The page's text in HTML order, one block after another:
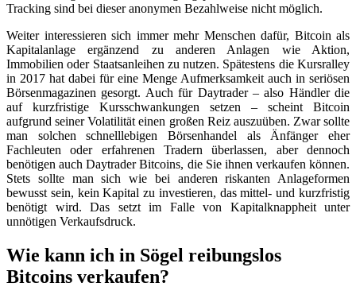
Tracking sind bei dieser anonymen Bezahlweise nicht möglich.
Weiter interessieren sich immer mehr Menschen dafür, Bitcoin als
Kapitalanlage ergänzend zu anderen Anlagen wie Aktion,
Immobilien oder Staatsanleihen zu nutzen. Spätestens die Kursralley
in 2017 hat dabei für eine Menge Aufmerksamkeit auch in seriösen
Börsenmagazinen gesorgt. Auch für Daytrader – also Händler die
auf kurzfristige Kursschwankungen setzen – scheint Bitcoin
aufgrund seiner Volatilität einen großen Reiz auszuüben. Zwar sollte
man solchen schnelllebigen Börsenhandel als Änfänger eher
Fachleuten oder erfahrenen Tradern überlassen, aber dennoch
benötigen auch Daytrader Bitcoins, die Sie ihnen verkaufen können.
Stets sollte man sich wie bei anderen riskanten Anlageformen
bewusst sein, kein Kapital zu investieren, das mittel- und kurzfristig
benötigt wird. Das setzt im Falle von Kapitalknappheit unter
unnötigen Verkaufsdruck.
Wie kann ich in Sögel reibungslos
Bitcoins verkaufen?